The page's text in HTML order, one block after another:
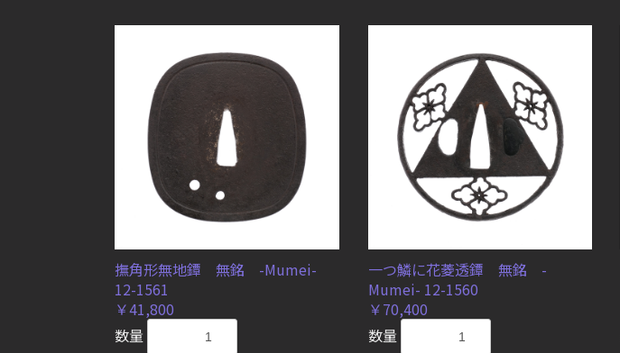
撫角形無地鐔 無銘 -Mumei-
12-1561
￥41,800
数量
一つ鱗に花菱透鐔 無銘 -
Mumei- 12-1560
￥70,400
数量